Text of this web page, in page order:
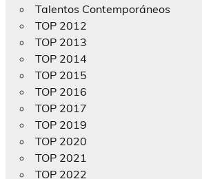
Talentos Contemporáneos
TOP 2012
TOP 2013
TOP 2014
TOP 2015
TOP 2016
TOP 2017
TOP 2019
TOP 2020
TOP 2021
TOP 2022